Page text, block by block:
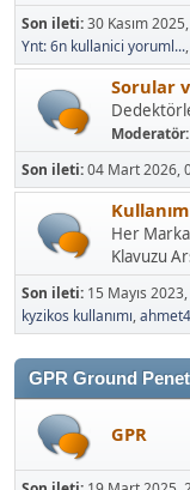
Son ileti:30 Kasım
Ynt: 6n kullanici yoruml...,
Sorular
Moderatör:
Son ileti:04 Mart 2026,
Her
Klavuzu
Son ileti: 15 Mayıs
kyzikos kullanımı,
GPR Ground
GPR